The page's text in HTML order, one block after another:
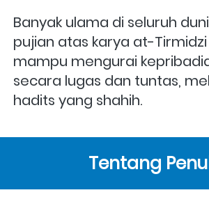
Banyak ulama di seluruh
pujian atas karya at-Tirmidzi
mampu mengurai
secara lugas dan tuntas,
hadits yang shahih.
Tentang